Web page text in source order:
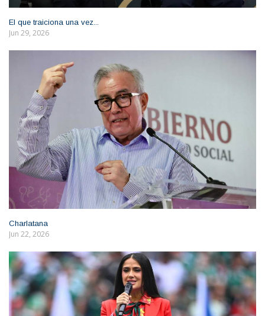
El que traiciona una vez...
Jun 29, 2026
Charlatana
Jun 22, 2026